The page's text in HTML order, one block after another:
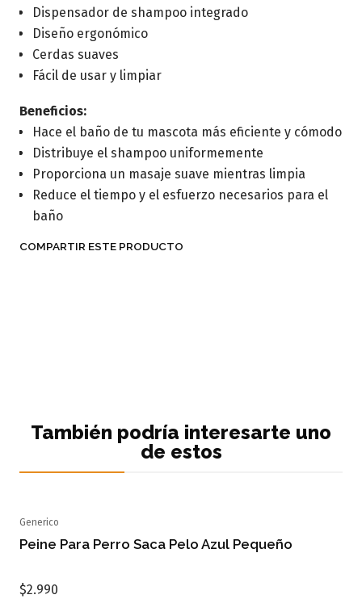
Dispensador de shampoo integrado
Diseño ergonómico
Cerdas suaves
Fácil de usar y limpiar
Beneficios:
Hace el baño de tu mascota más eficiente y cómodo
Distribuye el shampoo uniformemente
Proporciona un masaje suave mientras limpia
Reduce el tiempo y el esfuerzo necesarios para el
baño
COMPARTIR ESTE PRODUCTO
También podría interesarte uno
de estos
Generico
Peine Para Perro Saca Pelo Azul Pequeño
$2.990